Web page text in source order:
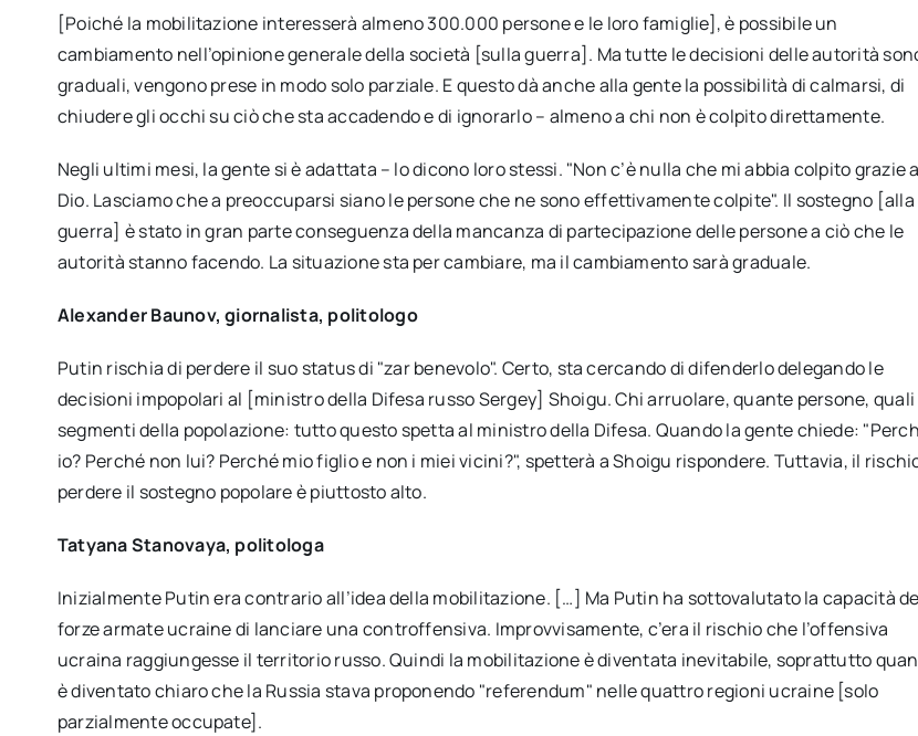
[Poiché la mobilitazione interesserà almeno 300.000 persone e le loro famiglie], è possibile un
cambiamento nell’opinione generale della società [sulla guerra]. Ma tutte le decisioni delle autorità
graduali, vengono prese in modo solo parziale. E questo dà anche alla gente la possibilità di calmarsi, di
chiudere gli occhi su ciò che sta accadendo e di ignorarlo – almeno a chi non è colpito direttamente.
Negli ultimi mesi, la gente si è adattata – lo dicono loro stessi. "Non c’è nulla che mi abbia colpito grazie a
Dio. Lasciamo che a preoccuparsi siano le persone che ne sono effettivamente colpite". Il sostegno [alla
guerra] è stato in gran parte conseguenza della mancanza di partecipazione delle persone a ciò che le
autorità stanno facendo. La situazione sta per cambiare, ma il cambiamento sarà graduale.
Alexander Baunov, giornalista, politologo
Putin rischia di perdere il suo status di "zar benevolo". Certo, sta cercando di difenderlo delegando le
decisioni impopolari al [ministro della Difesa russo Sergey] Shoigu. Chi arruolare, quante persone, quali
segmenti della popolazione: tutto questo spetta al ministro della Difesa. Quando la gente chiede:
io? Perché non lui? Perché mio figlio e non i miei vicini?", spetterà a Shoigu rispondere. Tuttavia, il
perdere il sostegno popolare è piuttosto alto.
Tatyana Stanovaya, politologa
Inizialmente Putin era contrario all’idea della mobilitazione. […] Ma Putin ha sottovalutato la capacità
forze armate ucraine di lanciare una controffensiva. Improvvisamente, c’era il rischio che l’offensiva
ucraina raggiungesse il territorio russo. Quindi la mobilitazione è diventata inevitabile, soprattutto
è diventato chiaro che la Russia stava proponendo "referendum" nelle quattro regioni ucraine [solo
parzialmente occupate].